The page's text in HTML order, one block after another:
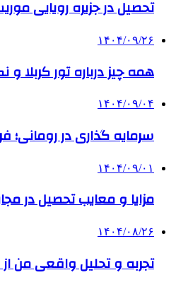
تحصیل در جزیره رویایی
۱۴۰۴/۰۹/۲۶
همه چیز درباره تور کربلا
۱۴۰۴/۰۹/۰۴
سرمایه گذاری در
۱۴۰۴/۰۹/۰۱
مزایا و معایب تحصیل در
۱۴۰۴/۰۸/۲۶
تجربه و تحلیل واقعی من از